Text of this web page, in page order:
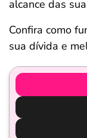
alcance das
Confira como
sua dívida e